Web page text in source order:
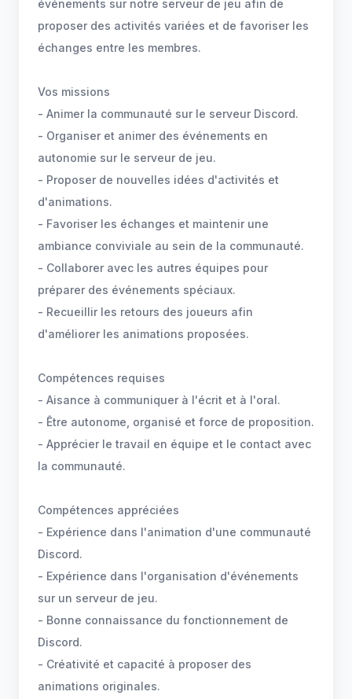
événements sur notre serveur de jeu afin de
proposer des activités variées et de favoriser les
échanges entre les membres.
Vos missions
- Animer la communauté sur le serveur Discord.
- Organiser et animer des événements en
autonomie sur le serveur de jeu.
- Proposer de nouvelles idées d'activités et
d'animations.
- Favoriser les échanges et maintenir une
ambiance conviviale au sein de la communauté.
- Collaborer avec les autres équipes pour
préparer des événements spéciaux.
- Recueillir les retours des joueurs afin
d'améliorer les animations proposées.
Compétences requises
- Aisance à communiquer à l'écrit et à l'oral.
- Être autonome, organisé et force de proposition.
- Apprécier le travail en équipe et le contact avec
la communauté.
Compétences appréciées
- Expérience dans l'animation d'une communauté
Discord.
- Expérience dans l'organisation d'événements
sur un serveur de jeu.
- Bonne connaissance du fonctionnement de
Discord.
- Créativité et capacité à proposer des
animations originales.